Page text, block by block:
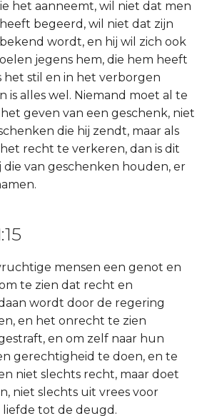
het aanneemt, wil niet dat men
begeerd, wil niet dat zijn
wordt, en hij wil zich ook
jegens hem, die hem heeft
het stil en in het verborgen
is alles wel. Niemand moet al te
geven van een geschenk, niet
die hij zendt, maar als
recht te verkeren, dan is dit
die van geschenken houden, er
mensen een genot en
te zien dat recht en
wordt door de regering
en het onrecht te zien
en om zelf naar hun
gerechtigheid te doen, en te
niet slechts recht, maar doet
niet slechts uit vrees voor
liefde tot de deugd.